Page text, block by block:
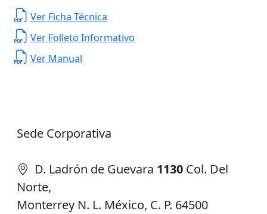
Ver Ficha Técnica
Ver Folleto Informativo
Ver Manual
Sede Corporativa
D. Ladrón de Guevara 1130 Col. Del
Norte,
Monterrey N. L. México, C. P. 64500